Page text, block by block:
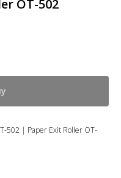
OT-502
502 | Paper Exit Roller OT-